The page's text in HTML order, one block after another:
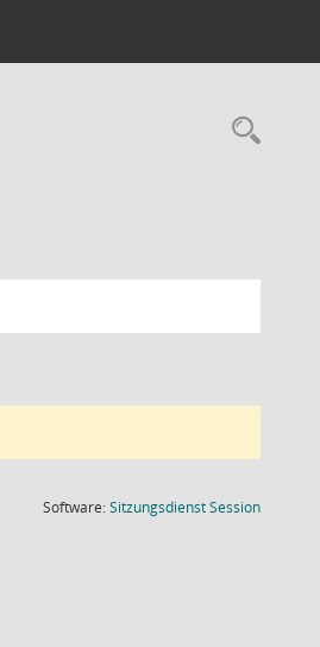
Software:SitzungsdienstSession(Wird in